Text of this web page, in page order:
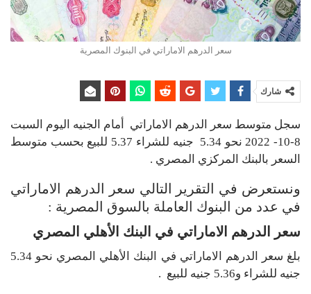
سعر الدرهم الاماراتي في البنوك المصرية
شارك
سجل متوسط سعر الدرهم الاماراتي أمام الجنيه اليوم السبت
8-10- 2022 نحو 5.34 جنيه للشراء 5.37 للبيع بحسب متوسط
السعر بالبنك المركزي المصري .
ونستعرض في التقرير التالي سعر الدرهم الاماراتي
في عدد من البنوك العاملة بالسوق المصرية :
سعر الدرهم الاماراتي في البنك الأهلي المصري
بلغ سعر الدرهم الاماراتي في البنك الأهلي المصري نحو 5.34
جنيه للشراء و5.36 جنيه للبيع .